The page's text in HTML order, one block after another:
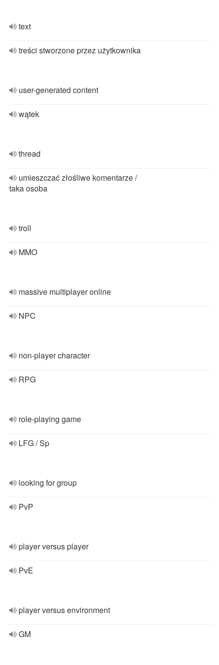
text
treści stworzone przez użytkownika
user-generated content
wątek
thread
umieszczać złośliwe komentarze /
taka osoba
troll
MMO
massive multiplayer online
NPC
non-player character
RPG
role-playing game
LFG / Sp
looking for group
PvP
player versus player
PvE
player versus environment
GM